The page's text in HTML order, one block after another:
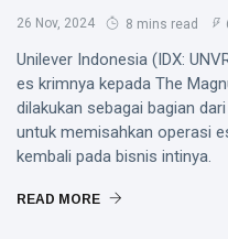
26 Nov, 2024 8 mins read
Unilever Indonesia (IDX:
es krimnya kepada The
dilakukan sebagai bagian
untuk memisahkan operasi
kembali pada bisnis intinya.
READ MORE